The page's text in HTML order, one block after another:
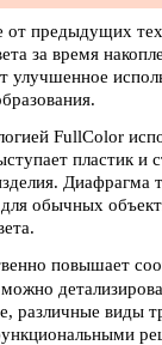
от предыдущих
за время
FullColor
пластик
Диафрагма
обычных
повышает
виды